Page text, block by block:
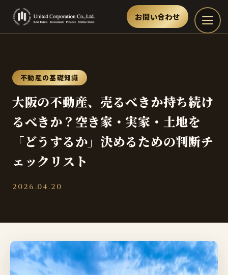
お問い合わせ
不動産の基礎知識
大阪の不動産、売るべきか持ち続け
るべきか？空き家・実家・土地を
「どうするか」決めるための判断チ
ェックリスト
2026.04.20